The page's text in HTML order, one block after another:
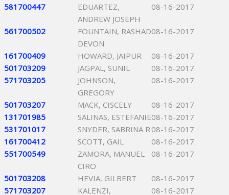
581700447
EDUARTEZ,
ANDREW JOSEPH
08-16-2017
561700502
FOUNTAIN, RASHAD
DEVON
08-16-2017
161700409 HOWARD, JAIPUR
08-16-2017
501703209
JAGPAL, SUNIL
08-16-2017
571703205
JOHNSON,
GREGORY
08-16-2017
501703207 MACK, CISCELY
08-16-2017
131701985
SALINAS, ESTEFANIE08-16-2017
531701017
SNYDER, SABRINA R08-16-2017
161700412
SCOTT, GAIL
08-16-2017
551700549
ZAMORA, MANUEL
CIRO
08-16-2017
501703208 HEVIA, GILBERT
08-16-2017
571703207
KALENZI,
08-16-2017